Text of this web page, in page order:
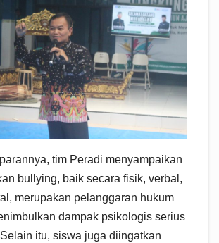
tim Peradi menyampaikan
bullying, baik secara fisik, verbal,
merupakan pelanggaran hukum
dampak psikologis serius
itu, siswa juga diingatkan